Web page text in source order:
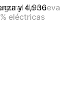
de nueva
eléctricas